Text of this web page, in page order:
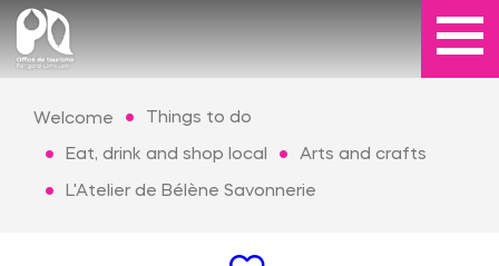
Welcome Things to do
Eat, drink and shop local Arts and crafts
L'Atelier de Bélène Savonnerie